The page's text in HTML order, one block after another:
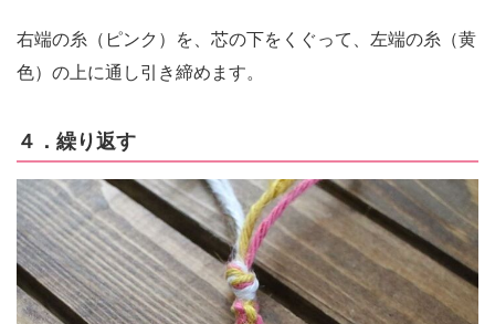
右端の糸（ピンク）を、芯の下をくぐって、左端の糸（黄
色）の上に通し引き締めます。
４．繰り返す